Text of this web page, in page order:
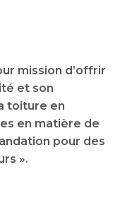
mission d’offrir
et son
toiture en
en matière de
pour des
».